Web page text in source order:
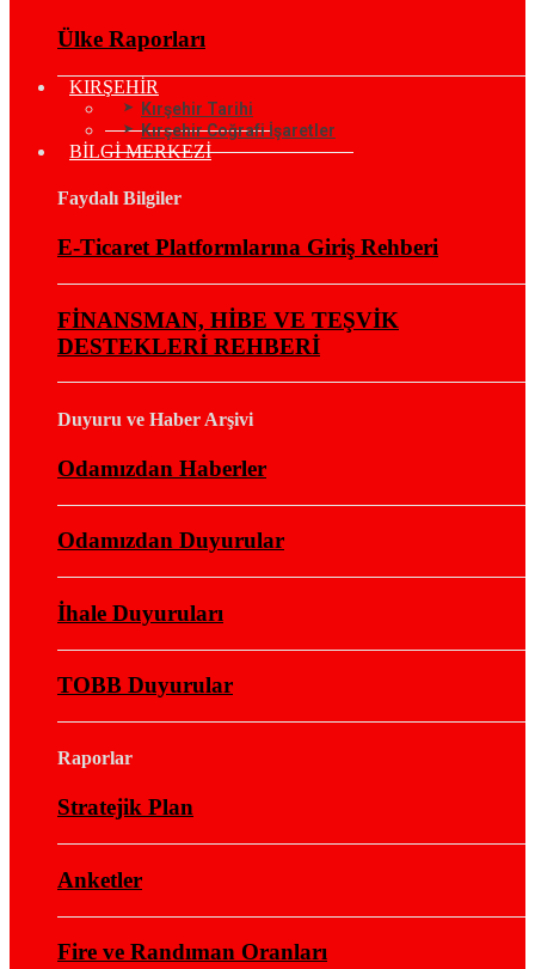
Ülke Raporları
KIRŞEHİR
Kırşehir Tarihi
Kırşehir Coğrafi İşaretler
BİLGİ MERKEZİ
Faydalı Bilgiler
E-Ticaret Platformlarına Giriş Rehberi
FİNANSMAN, HİBE VE TEŞVİK
DESTEKLERİ REHBERİ
Duyuru ve Haber Arşivi
Odamızdan Haberler
Odamızdan Duyurular
İhale Duyuruları
TOBB Duyurular
Raporlar
Stratejik Plan
Anketler
Fire ve Randıman Oranları